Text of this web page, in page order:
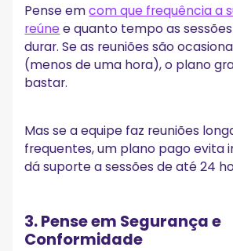
Pense emcom que frequência a
reúnee quanto tempo as
durar. Se as reuniões são
(menos de uma hora), o plano
bastar.
Mas se a equipe faz reuniões
frequentes, um plano pago evita
dá suporte a sessões de até 24
3. Pense em Segurança e
Conformidade